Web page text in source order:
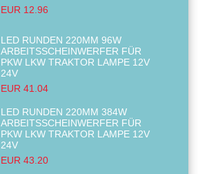
EUR 12.96
LED RUNDEN 220MM 96W
ARBEITSSCHEINWERFER FÜR
PKW LKW TRAKTOR LAMPE 12V
24V
EUR 41.04
LED RUNDEN 220MM 384W
ARBEITSSCHEINWERFER FÜR
PKW LKW TRAKTOR LAMPE 12V
24V
EUR 43.20